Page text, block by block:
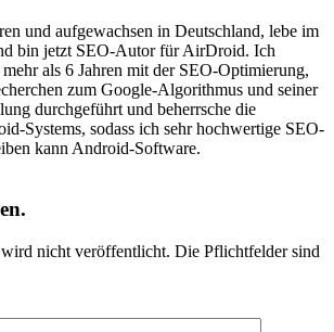
und aufgewachsen in Deutschland, lebe im
bin jetzt SEO-Autor für AirDroid. Ich
als 6 Jahren mit der SEO-Optimierung,
zum Google-Algorithmus und seiner
durchgeführt und beherrsche die
Systems, sodass ich sehr hochwertige SEO-
kann Android-Software.
nicht veröffentlicht. Die Pflichtfelder sind